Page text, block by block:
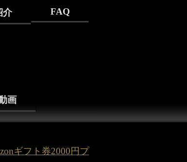
介 FAQ
画
ギフト券2000円プ